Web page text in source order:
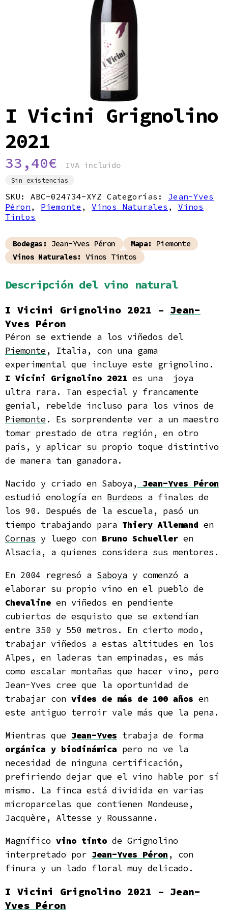
Política de privacidad
I Vicini Grignolino
2021
33,40€ IVA incluido
Sin existencias
SKU: ABC-024734-XYZ Categorías: Jean-Yves
Péron , Piemonte , Vinos Naturales , Vinos
Tintos
Bodegas: Jean-Yves Péron Mapa:
Piemonte
Vinos Naturales: Vinos Tintos
Descripción del vino natural
I Vicini Grignolino 2021 – Jean-
Yves Péron
Péron se extiende a los viñedos del
Piemonte, Italia, con una gama
experimental que incluye este grignolino.
I Vicini Grignolino 2021 es una joya
ultra rara. Tan especial y francamente
genial, rebelde incluso para los vinos de
Piemonte. Es sorprendente ver a un maestro
tomar prestado de otra región, en otro
país, y aplicar su propio toque distintivo
de manera tan ganadora.
Nacido y criado en Saboya, Jean-Yves Péron
estudió enología en Burdeos a finales de
los 90. Después de la escuela, pasó un
tiempo trabajando para Thiery Allemand en
Cornas y luego con Bruno Schueller en
Alsacia, a quienes considera sus mentores.
En 2004 regresó a Saboya y comenzó a
elaborar su propio vino en el pueblo de
Chevaline en viñedos en pendiente
cubiertos de esquisto que se extendían
entre 350 y 550 metros. En cierto modo,
trabajar viñedos a estas altitudes en los
Alpes, en laderas tan empinadas, es más
como escalar montañas que hacer vino, pero
Jean-Yves cree que la oportunidad de
trabajar con vides de más de 100 años en
este antiguo terroir vale más que la pena.
Mientras que Jean-Yves trabaja de forma
orgánica y biodinámica pero no ve la
necesidad de ninguna certificación,
prefiriendo dejar que el vino hable por sí
mismo. La finca está dividida en varias
microparcelas que contienen Mondeuse,
Jacquère, Altesse y Roussanne.
Magnífico vino tinto de Grignolino
interpretado por Jean-Yves Péron , con
finura y un lado floral muy delicado.
I Vicini Grignolino 2021 – Jean-
Yves Péron